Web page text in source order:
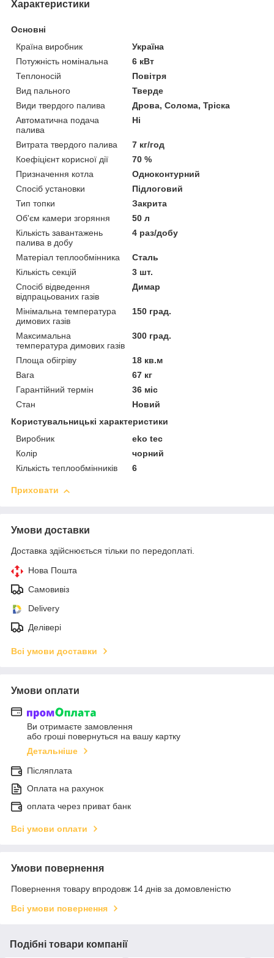
Характеристики
Основні
Країна виробник
Україна
Потужність номінальна
6 кВт
Теплоносій
Повітря
Вид пального
Тверде
Види твердого палива
Дрова, Солома, Тріска
Автоматична подача
палива
Ні
Витрата твердого палива
7 кг/год
Коефіцієнт корисної дії
70 %
Призначення котла
Одноконтурний
Спосіб установки
Підлоговий
Тип топки
Закрита
Об'єм камери згоряння
50 л
Кількість завантажень
палива в добу
4 раз/добу
Матеріал теплообмінника
Сталь
Кількість секцій
3 шт.
Спосіб відведення
відпрацьованих газів
Димар
Мінімальна температура
димових газів
150 град.
Максимальна
температура димових газів
300 град.
Площа обігріву
18 кв.м
Вага
67 кг
Гарантійний термін
36 міс
Стан
Новий
Користувальницькі характеристики
Виробник
eko tec
Колір
чорний
Кількість теплообмінників
6
Приховати
Умови доставки
Доставка здійснюється тільки по передоплаті.
Нова Пошта
Самовивіз
Delivery
Делівері
Всі умови доставки
Умови оплати
Ви отримаєте замовлення
або гроші повернуться на вашу картку
Детальніше
Післяплата
Оплата на рахунок
оплата через приват банк
Всі умови оплати
Умови повернення
Повернення товару впродовж 14 днів за домовленістю
Всі умови повернення
Подібні товари компанії